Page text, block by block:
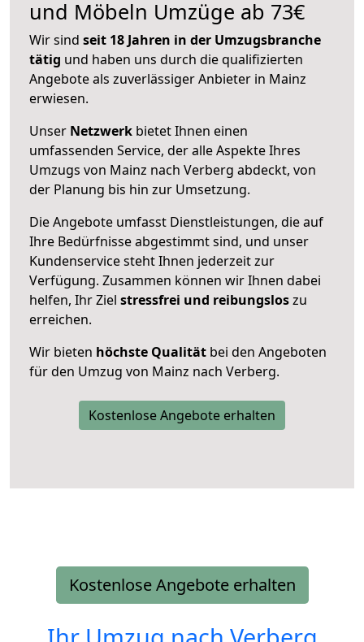
und Möbeln Umzüge ab 73€
Wir sind seit 18 Jahren in der Umzugsbranche
tätig und haben uns durch die qualifizierten
Angebote als zuverlässiger Anbieter in Mainz
erwiesen.
Unser Netzwerk bietet Ihnen einen
umfassenden Service, der alle Aspekte Ihres
Umzugs von Mainz nach Verberg abdeckt, von
der Planung bis hin zur Umsetzung.
Die Angebote umfasst Dienstleistungen, die auf
Ihre Bedürfnisse abgestimmt sind, und unser
Kundenservice steht Ihnen jederzeit zur
Verfügung. Zusammen können wir Ihnen dabei
helfen, Ihr Ziel stressfrei und reibungsloszu
erreichen.
Wir bieten höchste Qualität bei den Angeboten
für den Umzug von Mainz nach Verberg.
Kostenlose Angebote erhalten
Kostenlose Angebote erhalten